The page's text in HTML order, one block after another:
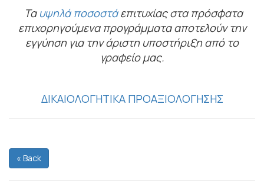
Τα υψηλά ποσοστάεπιτυχίας στα πρόσφατα
επιχορηγούμενα προγράμματα αποτελούν την
εγγύηση για την άριστη υποστήριξη από το
γραφείο μας.
ΔΙΚΑΙΟΛΟΓΗΤΙΚΑ ΠΡΟΑΞΙΟΛΟΓΗΣΗΣ
« Back